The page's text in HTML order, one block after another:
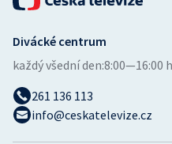
Divácké centrum
každý všední den:8:00—16:00
261 136 113
info@ceskatelevize.cz